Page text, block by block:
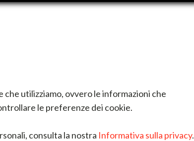
che utilizziamo, ovvero le informazioni che
le preferenze dei cookie.
consulta la nostra Informativa sulla privacy.